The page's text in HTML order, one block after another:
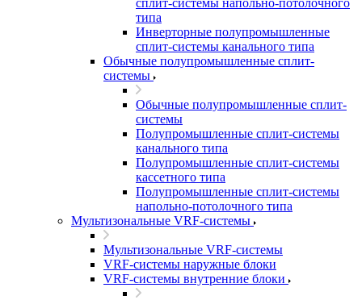
сплит-системы напольно-потолочного
типа
Инверторные полупромышленные
сплит-системы канального типа
Обычные полупромышленные сплит-
системы
Обычные полупромышленные сплит-
системы
Полупромышленные сплит-системы
канального типа
Полупромышленные сплит-системы
кассетного типа
Полупромышленные сплит-системы
напольно-потолочного типа
Мультизональные VRF-системы
Мультизональные VRF-системы
VRF-системы наружные блоки
VRF-системы внутренние блоки